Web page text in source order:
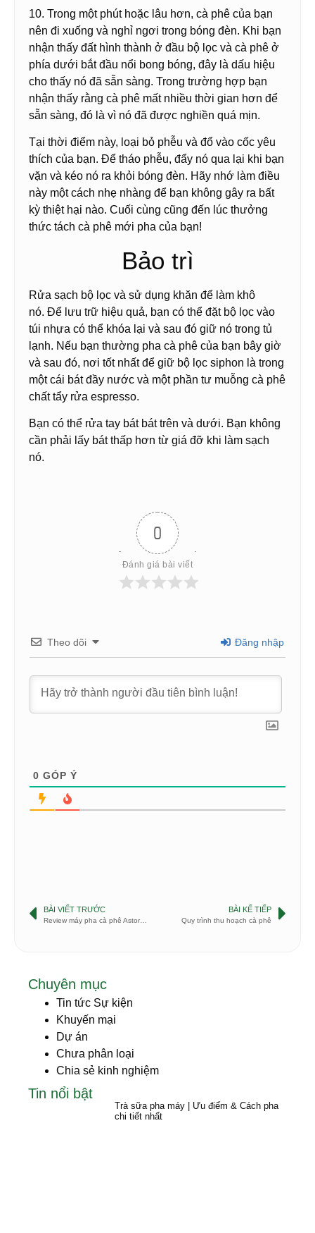
10. Trong một phút hoặc lâu hơn, cà phê của bạn
nên đi xuống và nghỉ ngơi trong bóng đèn. Khi bạn
nhận thấy đất hình thành ở đầu bộ lọc và cà phê ở
phía dưới bắt đầu nổi bong bóng, đây là dấu hiệu
cho thấy nó đã sẵn sàng. Trong trường hợp bạn
nhận thấy rằng cà phê mất nhiều thời gian hơn để
sẵn sàng, đó là vì nó đã được nghiền quá mịn.
Tại thời điểm này, loại bỏ phễu và đổ vào cốc yêu
thích của bạn. Để tháo phễu, đẩy nó qua lại khi bạn
vặn và kéo nó ra khỏi bóng đèn. Hãy nhớ làm điều
này một cách nhẹ nhàng để bạn không gây ra bất
kỳ thiệt hại nào. Cuối cùng cũng đến lúc thưởng
thức tách cà phê mới pha của bạn!
Bảo trì
Rửa sạch bộ lọc và sử dụng khăn để làm khô
nó. Để lưu trữ hiệu quả, bạn có thể đặt bộ lọc vào
túi nhựa có thể khóa lại và sau đó giữ nó trong tủ
lạnh. Nếu bạn thường pha cà phê của bạn bây giờ
và sau đó, nơi tốt nhất để giữ bộ lọc siphon là trong
một cái bát đầy nước và một phần tư muỗng cà phê
chất tẩy rửa espresso.
Bạn có thể rửa tay bát bát trên và dưới. Bạn không
cần phải lấy bát thấp hơn từ giá đỡ khi làm sạch
nó.
0
Đánh giá bài viết
Theo dõi Đăng nhập
0 GÓP Ý
BÀI VIẾT TRƯỚC BÀI KẾ TIẾP
Quy trình thu hoạch cà phê
Chuyên mục
Tin tức Sự kiện
Khuyến mại
Dự án
Chưa phân loại
Chia sẻ kinh nghiệm
Tin nổi bật
Trà sữa pha máy | Ưu điểm & Cách pha
chi tiết nhất